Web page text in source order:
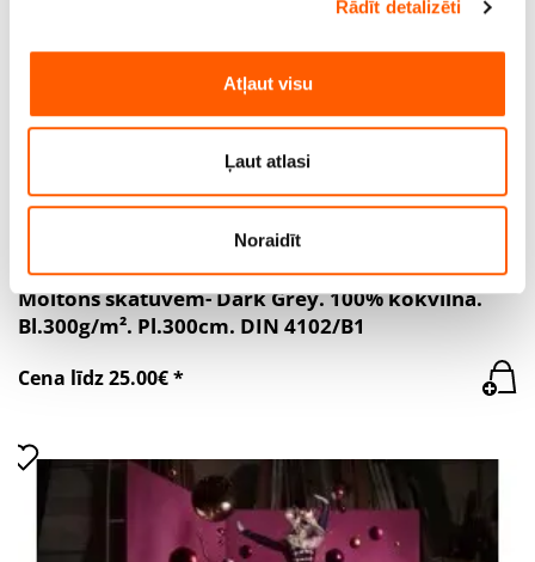
Mēs izmantojam sīkfailus, lai personalizētu saturu un
izmantojat mūsu vietni, mēs arī kopīgojam ar saviem
sociālās saziņas līdzekļu, reklamēšanas un analīzes
partneriem, kuri to var apvienot ar citu informāciju, ko
pakalpojumus.
Rādīt detalizēti
Atļaut visu
Ļaut atlasi
Noraidīt
Moltons skatuvēm- Dark Grey. 100% kokvilna.
Bl.300g/m². Pl.300cm. DIN 4102/B1
Cena līdz 25.00€ *